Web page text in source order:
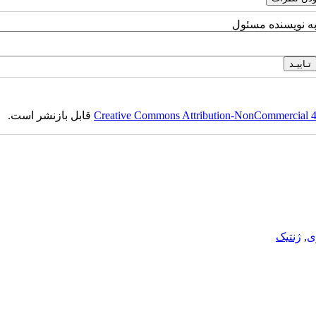
نویسنده مسئول
Creative Commons Attribution-NonCommercialقابل بازنشر است.
, ژنتیک